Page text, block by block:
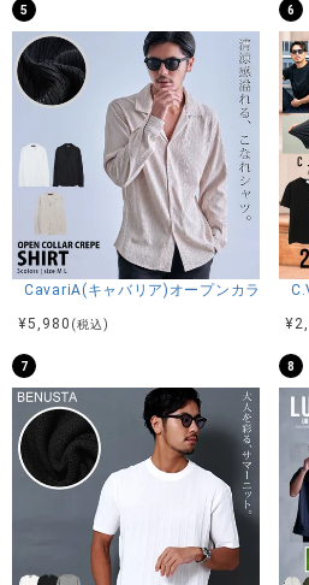
デニムやカーゴパンツ、ショーツ
が良く、1枚で主役になるアイテム
※モデル画像は照明などの影響によ
がございます。
サイズ(cm)
M：着丈66身幅52肩幅49袖丈22
L：着丈69身幅56肩幅53袖丈23
※平置き計測。
素材
綿100%
モデル
5
CavariA(キャバリア)オープンカラー楊
¥5,980 (税込)
6
¥
7 8